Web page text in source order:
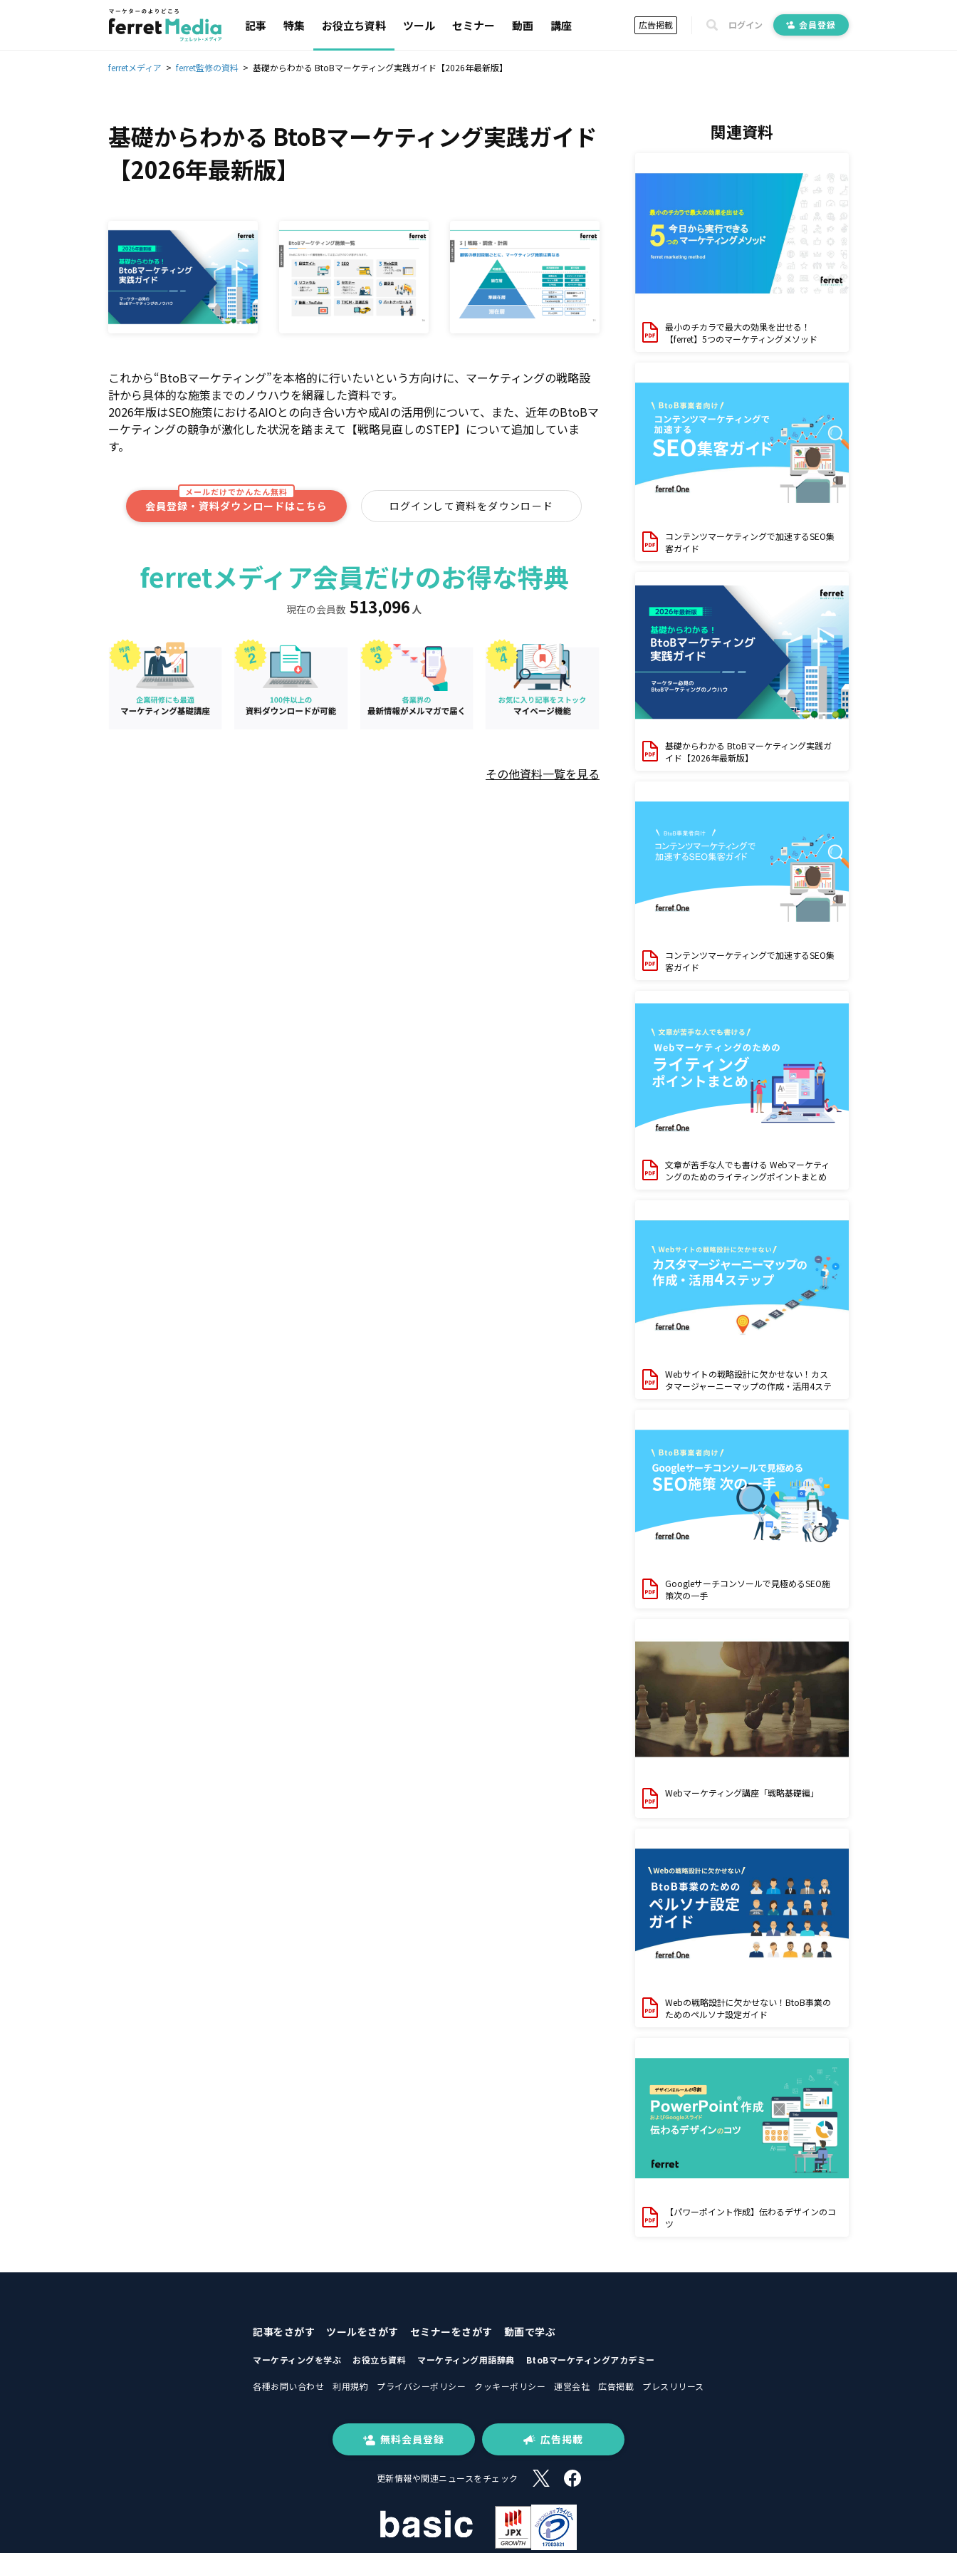
記事 特集 お役立ち資料 ツール セミナー 動画 講座 広告掲載 ログイン 会員登録
ferretメディア ferret監修の資料 基礎からわかる BtoBマーケティング実践ガイド【2026年最新版】
基礎からわかる BtoBマーケティング実践ガイド
【2026年最新版】
これから“BtoBマーケティング”を本格的に行いたいという方向けに、マーケティングの戦略設
計から具体的な施策までのノウハウを網羅した資料です。
2026年版はSEO施策におけるAIOとの向き合い方や成AIの活用例について、また、近年のBtoBマ
ーケティングの競争が激化した状況を踏まえて【戦略見直しのSTEP】について追加していま
す。
メールだけでかんたん無料
会員登録・資料ダウンロードはこちら ログインして資料をダウンロード
ferretメディア会員だけのお得な特典
現在の会員数 513,096 人
その他資料一覧を見る
関連資料
最小のチカラで最大の効果を出せる！
【ferret】5つのマーケティングメソッド
コンテンツマーケティングで加速するSEO集
客ガイド
基礎からわかる BtoBマーケティング実践ガ
イド【2026年最新版】
コンテンツマーケティングで加速するSEO集
客ガイド
文章が苦手な人でも書ける Webマーケティ
ングのためのライティングポイントまとめ
Webサイトの戦略設計に欠かせない！カス
タマージャーニーマップの作成・活用4ステ
Googleサーチコンソールで見極めるSEO施
策次の一手
Webマーケティング講座「戦略基礎編」
Webの戦略設計に欠かせない！BtoB事業の
ためのペルソナ設定ガイド
【パワーポイント作成】伝わるデザインのコ
ツ
記事をさがす ツールをさがす セミナーをさがす 動画で学ぶ
マーケティングを学ぶ お役立ち資料 マーケティング用語辞典 BtoBマーケティングアカデミー
各種お問い合わせ 利用規約 プライバシーポリシー クッキーポリシー 運営会社 広告掲載 プレスリリース
無料会員登録 広告掲載
更新情報や関連ニュースをチェック